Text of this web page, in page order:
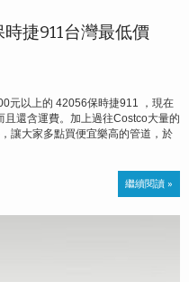
捷911台灣最低價
元以上的 42056保時捷911 ，現在
還含運費。加上過往Costco大量的
讓大家多點買便宜樂高的管道，於
繼續閱讀 »